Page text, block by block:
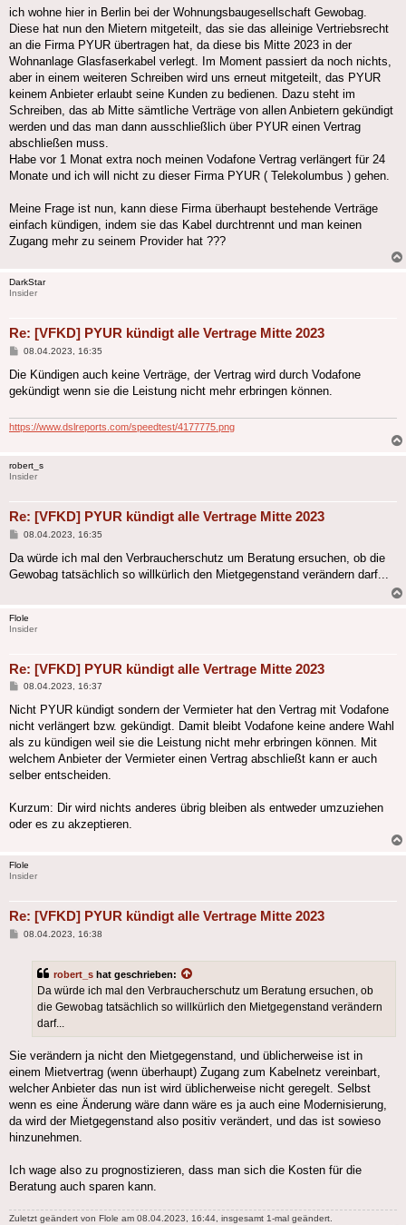
ich wohne hier in Berlin bei der Wohnungsbaugesellschaft Gewobag.
Diese hat nun den Mietern mitgeteilt, das sie das alleinige Vertriebsrecht
an die Firma PYUR übertragen hat, da diese bis Mitte 2023 in der
Wohnanlage Glasfaserkabel verlegt. Im Moment passiert da noch nichts,
aber in einem weiteren Schreiben wird uns erneut mitgeteilt, das PYUR
keinem Anbieter erlaubt seine Kunden zu bedienen. Dazu steht im
Schreiben, das ab Mitte sämtliche Verträge von allen Anbietern gekündigt
werden und das man dann ausschließlich über PYUR einen Vertrag
abschließen muss.
Habe vor 1 Monat extra noch meinen Vodafone Vertrag verlängert für 24
Monate und ich will nicht zu dieser Firma PYUR ( Telekolumbus ) gehen.
Meine Frage ist nun, kann diese Firma überhaupt bestehende Verträge
einfach kündigen, indem sie das Kabel durchtrennt und man keinen
Zugang mehr zu seinem Provider hat ???
DarkStar
Insider
Re: [VFKD] PYUR kündigt alle Vertrage Mitte 2023
Beitrag
08.04.2023, 16:35
Die Kündigen auch keine Verträge, der Vertrag wird durch Vodafone
gekündigt wenn sie die Leistung nicht mehr erbringen können.
https://www.dslreports.com/speedtest/4177775.png
robert_s
Insider
Re: [VFKD] PYUR kündigt alle Vertrage Mitte 2023
Beitrag
08.04.2023, 16:35
Da würde ich mal den Verbraucherschutz um Beratung ersuchen, ob die
Gewobag tatsächlich so willkürlich den Mietgegenstand verändern darf...
Flole
Insider
Re: [VFKD] PYUR kündigt alle Vertrage Mitte 2023
Beitrag
08.04.2023, 16:37
Nicht PYUR kündigt sondern der Vermieter hat den Vertrag mit Vodafone
nicht verlängert bzw. gekündigt. Damit bleibt Vodafone keine andere Wahl
als zu kündigen weil sie die Leistung nicht mehr erbringen können. Mit
welchem Anbieter der Vermieter einen Vertrag abschließt kann er auch
selber entscheiden.
Kurzum: Dir wird nichts anderes übrig bleiben als entweder umzuziehen
oder es zu akzeptieren.
Flole
Insider
Re: [VFKD] PYUR kündigt alle Vertrage Mitte 2023
Beitrag
08.04.2023, 16:38
robert_s hat geschrieben:
Da würde ich mal den Verbraucherschutz um Beratung ersuchen, ob
die Gewobag tatsächlich so willkürlich den Mietgegenstand verändern
darf...
Sie verändern ja nicht den Mietgegenstand, und üblicherweise ist in
einem Mietvertrag (wenn überhaupt) Zugang zum Kabelnetz vereinbart,
welcher Anbieter das nun ist wird üblicherweise nicht geregelt. Selbst
wenn es eine Änderung wäre dann wäre es ja auch eine Modernisierung,
da wird der Mietgegenstand also positiv verändert, und das ist sowieso
hinzunehmen.
Ich wage also zu prognostizieren, dass man sich die Kosten für die
Beratung auch sparen kann.
Zuletzt geändert von Flole am 08.04.2023, 16:44, insgesamt 1-mal geändert.